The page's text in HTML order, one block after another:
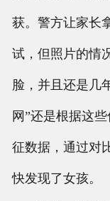
获。警方让家长
试，但照片的情
脸，并且还是几
网”还是根据这
征数据，通过对
快发现了女孩。